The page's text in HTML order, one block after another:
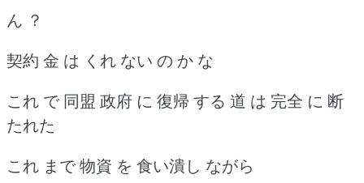
ん ？
契約 金 は くれ ない の か な
これ で 同盟 政府 に 復帰 する 道 は 完全 に 断
たれた
これ まで 物資 を 食い潰し ながら